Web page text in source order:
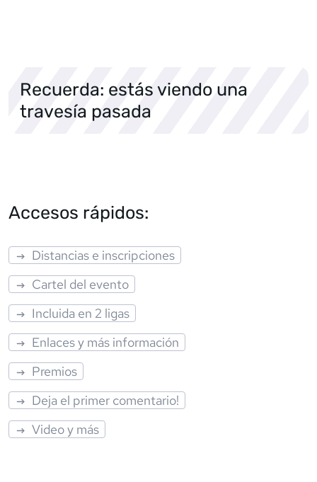
Recuerda: estás viendo una
travesía pasada
Accesos rápidos:
Distancias e inscripciones
Cartel del evento
Incluida en 2 ligas
Enlaces y más información
Premios
Deja el primer comentario!
Video y más